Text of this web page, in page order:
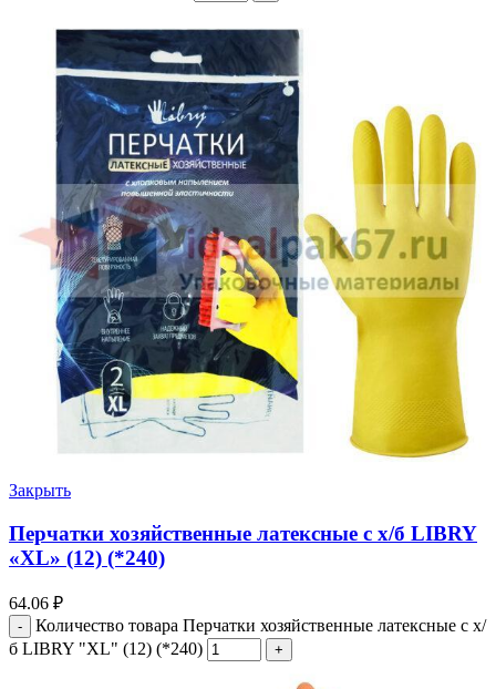
Закрыть
Перчатки хозяйственные латексные с х/б LIBRY
«ХL» (12) (*240)
64.06 ₽
Количество товара Перчатки хозяйственные латексные с х/
б LIBRY "ХL" (12) (*240)